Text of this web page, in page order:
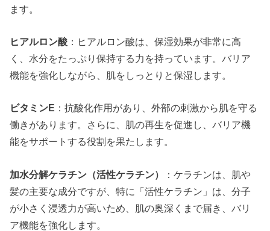
ます。
ヒアルロン酸 ：ヒアルロン酸は、保湿効果が非常に高
く、水分をたっぷり保持する力を持っています。バリア
機能を強化しながら、肌をしっとりと保湿します。
ビタミンE ：抗酸化作用があり、外部の刺激から肌を守る
働きがあります。さらに、肌の再生を促進し、バリア機
能をサポートする役割を果たします。
加水分解ケラチン（活性ケラチン）
：ケラチンは、肌や
髪の主要な成分ですが、特に「活性ケラチン」は、分子
が小さく浸透力が高いため、肌の奥深くまで届き、バリ
ア機能を強化します。